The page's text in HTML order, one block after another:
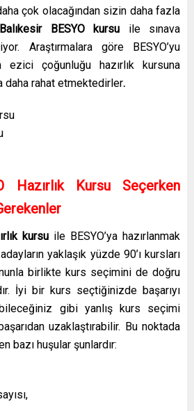
çok olacağından sizin daha fazla
Balıkesir BESYO kursu ile sınava
Araştırmalara göre BESYO’yu
ezici çoğunluğu hazırlık kursuna
daha rahat etmektedirler.
Hazırlık Kursu Seçerken
kursu ile BESYO’ya hazırlanmak
yaklaşık yüzde 90’ı kursları
birlikte kurs seçimini de doğru
İyi bir kurs seçtiğinizde başarıyı
gibi yanlış kurs seçimi
uzaklaştırabilir. Bu noktada
bazı huşular şunlardır: